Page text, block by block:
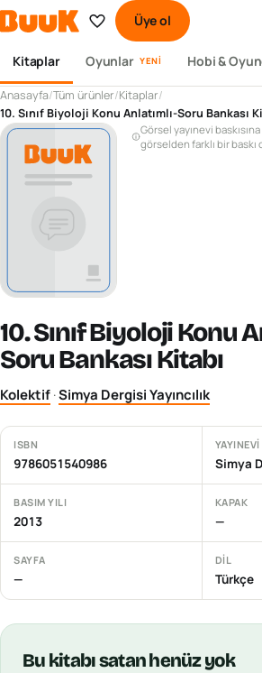
Üye ol
Kitaplar Oyunlar YENI Hobi &
Anasayfa/Tüm ürünler/Kitaplar/
10. Sınıf Biyoloji Konu Anlatımlı-Soru Bankası
Görsel yayınevi
görselden farklı bir baskı
10. Sınıf Biyoloji Konu
Soru Bankası Kitabı
Kolektif·Simya Dergisi Yayıncılık
ISBN
9786051540986
YAYINEVI
Simya
BASIM YILI
2013
KAPAK
—
SAYFA
—
DIL
Türkçe
Bu kitabısatan henüz yok